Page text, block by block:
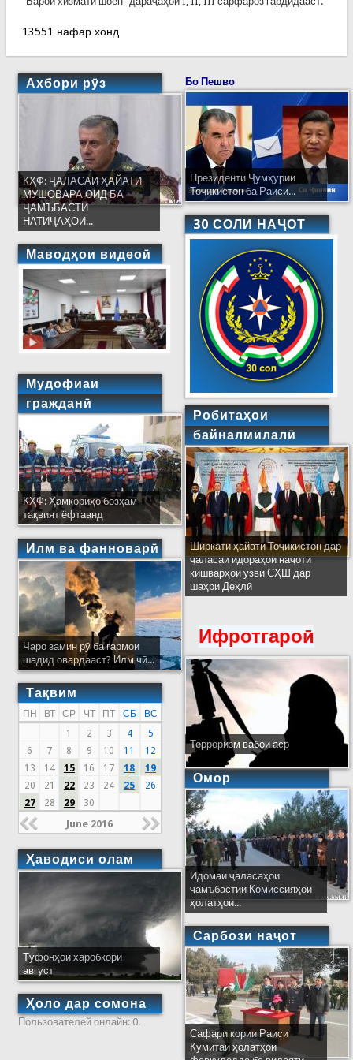
13551 нафар хонд
Ахбори рӯз
КҲФ: ҶАЛАСАИ ҲАЙАТИ
МУШОВАРА ОИД БА
ҶАМЪБАСТИ
НАТИҶАҲОИ...
Маводҳои видеоӣ
Мудофиаи
гражданӣ
КҲФ: Ҳамкориҳо бозҳам
тақвият ёфтаанд
Илм ва фанноварӣ
Чаро замин рӯ ба гармои
шадид овардааст? Илм чӣ...
Тақвим
ПН ВТ СР ЧТ ПТ СБ
ВС
1
2 3 4
5
6
7 8 9 10 11
12
13
14 15 16 17 18
19
20
21 22 23 24 25
26
27
28 29 30
June 2016
Ҳаводиси олам
Тӯфонҳои харобкори
август
Ҳоло дар сомона
Пользователей онлайн: 0.
Бо Пешво
Президенти Ҷумҳурии
Тоҷикистон ба Раиси...
30 СОЛИ НАҶОТ
Робитаҳои
байналмилалӣ
Ширкати ҳайати Тоҷикистон дар
ҷаласаи идораҳои наҷоти
кишварҳои узви СҲШ дар
шаҳри Деҳлӣ
Ифротгароӣ
Терроризм вабои аср
Омор
Идомаи ҷаласаҳои
ҷамъбастии Комиссияҳои
ҳолатҳои...
Сарбози наҷот
Сафари кории Раиси
Кумитаи ҳолатҳои